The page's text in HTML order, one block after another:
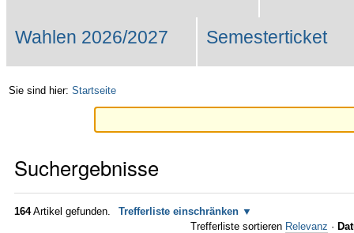
Wahlen 2026/2027 Semesterticket
Sie sind hier: Startseite
Suchergebnisse
164Artikel gefunden.
Trefferliste einschränken
Trefferliste sortieren Relevanz ·